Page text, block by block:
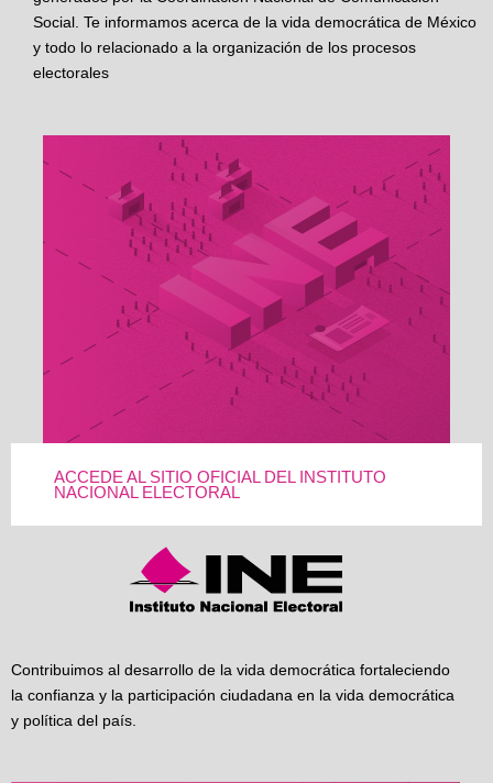
Social. Te informamos acerca de la vida democrática de México
y todo lo relacionado a la organización de los procesos
electorales
ACCEDE AL SITIO OFICIAL DEL INSTITUTO
NACIONAL ELECTORAL
Contribuimos al desarrollo de la vida democrática fortaleciendo
la confianza y la participación ciudadana en la vida democrática
y política del país.